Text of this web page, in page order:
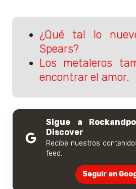
¿Qué tal lo
Spears?
Los metaleros
encontrar el amor.
Sigue a
Discover
Recibe nuestros
feed.
Seguir en